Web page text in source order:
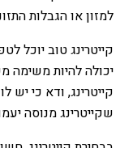
למזון או הגבלות
קייטרינג טוב יוכל
יכולה להיות משימה
קייטרינג, ודא כי יש
שקייטרינג מנוסה